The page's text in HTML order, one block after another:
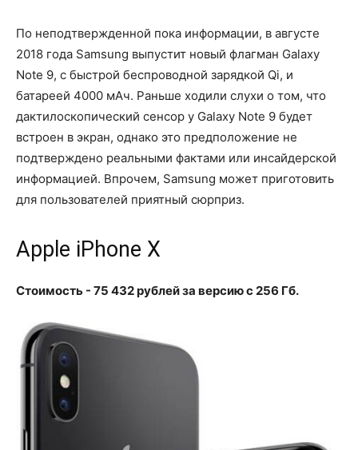
По неподтвержденной пока информации, в августе
2018 года Samsung выпустит новый флагман Galaxy
Note 9, с быстрой беспроводной зарядкой Qi, и
батареей 4000 мАч. Раньше ходили слухи о том, что
дактилоскопический сенсор у Galaxy Note 9 будет
встроен в экран, однако это предположение не
подтверждено реальными фактами или инсайдерской
информацией. Впрочем, Samsung может приготовить
для пользователей приятный сюрприз.
Apple iPhone X
Стоимость - 75 432 рублей за версию с 256 Гб.